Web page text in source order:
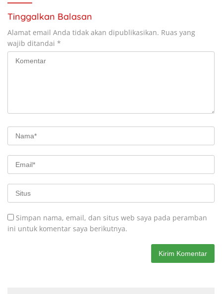
Tinggalkan Balasan
Alamat email Anda tidak akan dipublikasikan. Ruas yang
wajib ditandai *
Simpan nama, email, dan situs web saya pada peramban
ini untuk komentar saya berikutnya.